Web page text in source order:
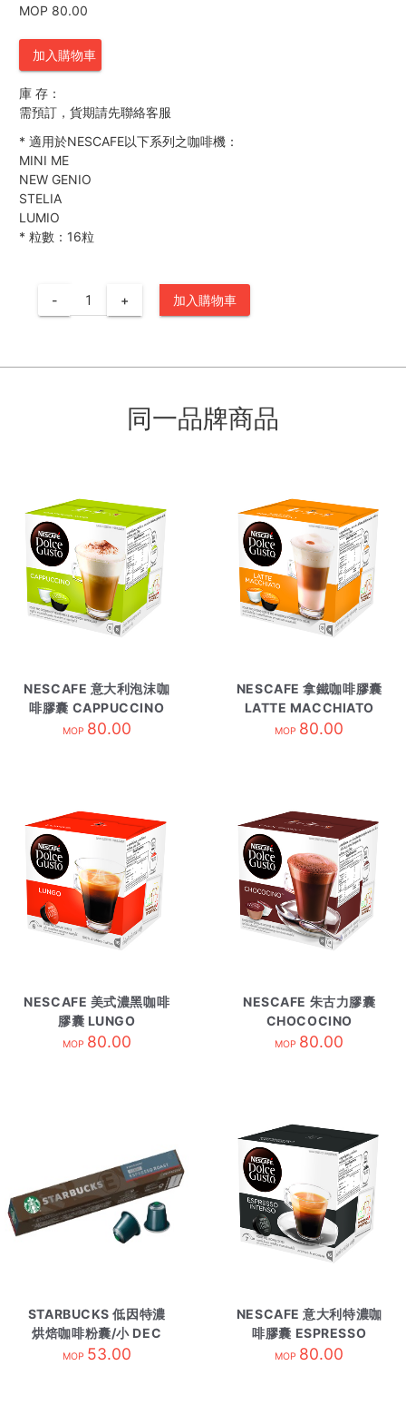
MOP 80.00
加入購物車
庫 存：
需預訂，貨期請先聯絡客服
* 適用於NESCAFE以下系列之咖啡機：
MINI ME
NEW GENIO
STELIA
LUMIO
* 粒數：16粒
- + 加入購物車
同一品牌商品
NESCAFE 意大利泡沫咖
啡膠囊 CAPPUCCINO
MOP 80.00
NESCAFE 拿鐵咖啡膠囊
LATTE MACCHIATO
MOP 80.00
NESCAFE 美式濃黑咖啡
膠囊 LUNGO
MOP 80.00
NESCAFE 朱古力膠囊
CHOCOCINO
MOP 80.00
STARBUCKS 低因特濃
烘焙咖啡粉囊/小 DEC
ESPRESSO ROAST
MOP 53.00
NESCAFE 意大利特濃咖
啡膠囊 ESPRESSO
INTENSO
MOP 80.00